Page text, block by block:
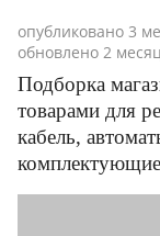
опубликовано 3
обновлено 2
Подборка
товарами для
кабель,